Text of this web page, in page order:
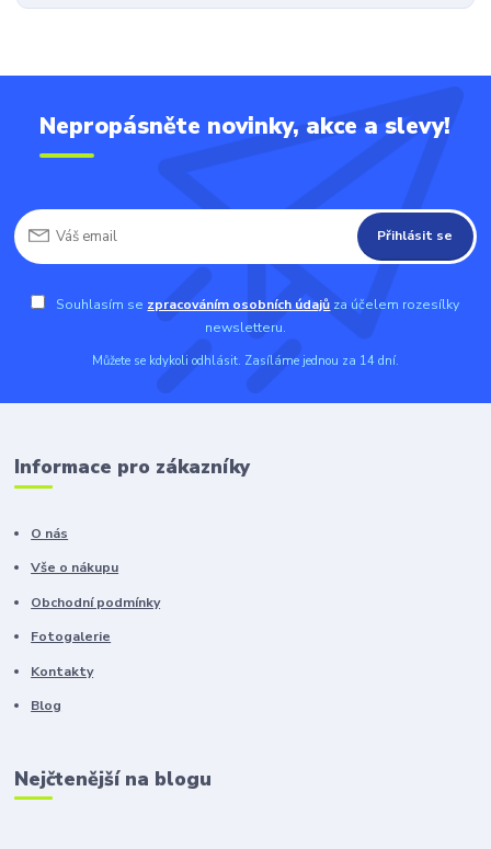
Nepropásněte novinky, akce a slevy!
Přihlásit se
Souhlasím se zpracováním osobních údajů za účelem rozesílky
newsletteru.
Můžete se kdykoli odhlásit. Zasíláme jednou za 14 dní.
Informace pro zákazníky
O nás
Vše o nákupu
Obchodní podmínky
Fotogalerie
Kontakty
Blog
Nejčtenější na blogu